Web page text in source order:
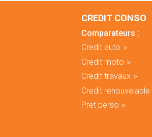
CREDIT CONSO
Comparateurs :
Credit auto
Credit moto
Credit travaux
Credit renouvelable
Pret perso